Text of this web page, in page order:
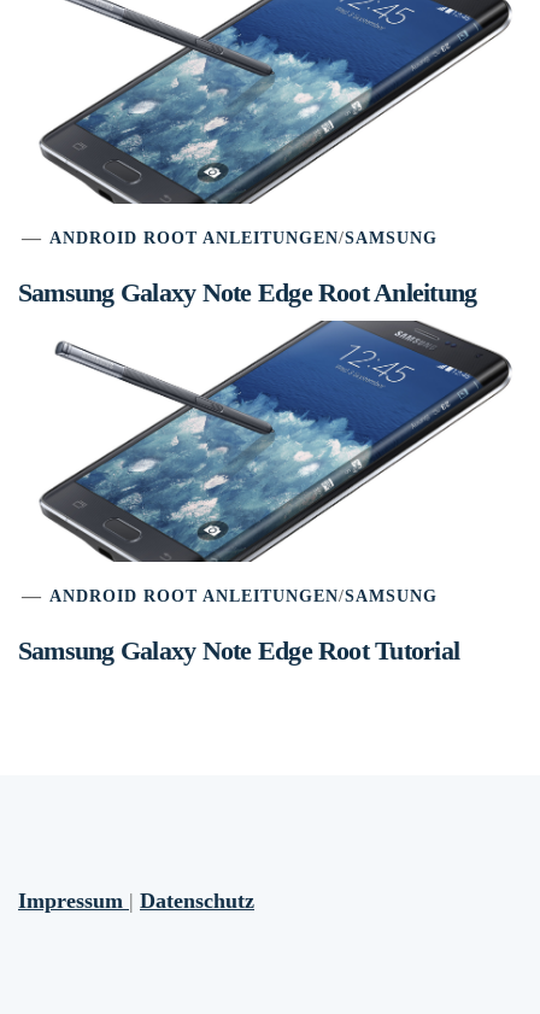
ANDROID ROOT ANLEITUNGEN/SAMSUNG
Samsung Galaxy Note Edge Root Anleitung
ANDROID ROOT ANLEITUNGEN/SAMSUNG
Samsung Galaxy Note Edge Root Tutorial
Impressum | Datenschutz